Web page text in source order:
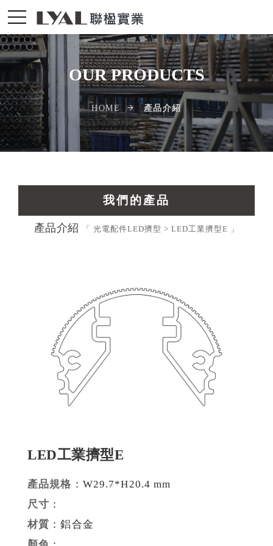
OUR PRODUCTS
HOME 產品介紹
我們的產品
交通運輸工業擠型
建材裝潢鋁擠型
食品烘焙用模型
消費電子類擠型
衛浴五金鋁擠型
機械設備部件擠型
產品介紹 「 光電配件LED擠型 > LED工業擠型E 」
LED工業擠型E
產品規格 ：W29.7*H20.4 mm
尺寸 ：
材質 ：鋁合金